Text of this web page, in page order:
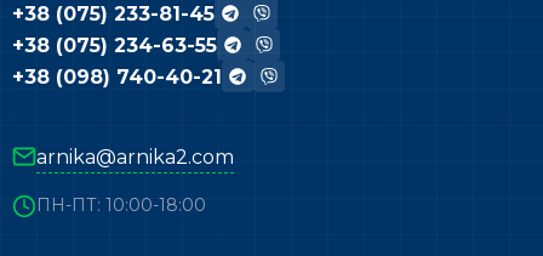
+38 (075) 233-81-45
+38 (075) 234-63-55
+38 (098) 740-40-21
arnika@arnika2.com
ПН-ПТ: 10:00-18:00